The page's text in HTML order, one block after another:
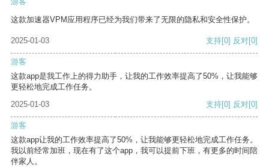
这款加速器VPM应用程序已经为我们带来了无限的隐私和安全性保护。
2025-01-03 支持[0] 反对[0]
游客
这款app是我工作上的得力助手，让我的工作效率提高了50%，让我能够
更轻松地完成工作任务。
2025-01-03
支持[0] 反对[0]
游客
这款app让我的工作效率提高了50%，让我能够更轻松地完成工作任务。
我以前经常加班，现在有了这个app，我可以提前下班，有更多的时间陪
伴家人。